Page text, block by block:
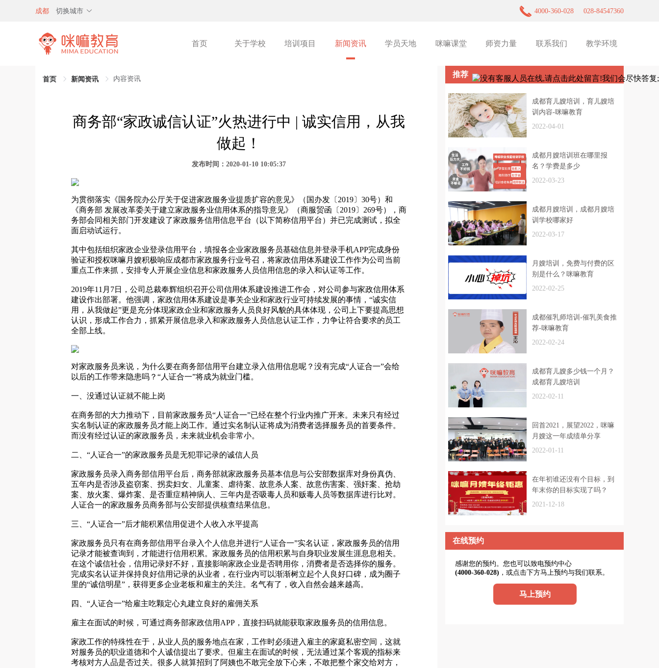
成都 切换城市 4000-360-028 028-84547360
首页 关于学校 培训项目 新闻资讯 学员天地 咪嘛课堂 师资力量 联系我们 教学环境
首页 新闻资讯 内容资讯
商务部“家政诚信认证”火热进行中 | 诚实信用，从我
做起！
发布时间：2020-01-10 10:05:37
为贯彻落实《国务院办公厅关于促进家政服务业提质扩容的意见》（国办发〔2019〕30号）和
《商务部 发展改革委关于建立家政服务业信用体系的指导意见》（商服贸函〔2019〕269号），商
务部会同相关部门开发建设了家政服务信用信息平台（以下简称信用平台）并已完成测试，拟全
面启动试运行。
其中包括组织家政企业登录信用平台，填报各企业家政服务员基础信息并登录手机APP完成身份
验证和授权咪嘛月嫂积极响应成都市家政服务行业号召，将家政信用体系建设工作作为公司当前
重点工作来抓，安排专人开展企业信息和家政服务人员信用信息的录入和认证等工作。
2019年11月7日，公司总裁奉辉组织召开公司信用体系建设推进工作会，对公司参与家政信用体系
建设作出部署。他强调，家政信用体系建设是事关企业和家政行业可持续发展的事情，“诚实信
用，从我做起”更是充分体现家政企业和家政服务人员良好风貌的具体体现，公司上下要提高思想
认识，形成工作合力，抓紧开展信息录入和家政服务人员信息认证工作，力争让符合要求的员工
全部上线。
对家政服务员来说，为什么要在商务部信用平台建立录入信用信息呢？没有完成“人证合一”会给
以后的工作带来隐患吗？“人证合一”将成为就业门槛。
一、没通过认证就不能上岗
在商务部的大力推动下，目前家政服务员“人证合一”已经在整个行业内推广开来。未来只有经过
实名制认证的家政服务员才能上岗工作。通过实名制认证将成为消费者选择服务员的首要条件。
而没有经过认证的家政服务员，未来就业机会非常小。
二、“人证合一”的家政服务员是无犯罪记录的诚信人员
家政服务员录入商务部信用平台后，商务部就家政服务员基本信息与公安部数据库对身份真伪、
五年内是否涉及盗窃案、拐卖妇女、儿童案、虐待案、故意杀人案、故意伤害案、强奸案、抢劫
案、放火案、爆炸案、是否重症精神病人、三年内是否吸毒人员和贩毒人员等数据库进行比对。
人证合一的家政服务员商务部与公安部提供核查结果信息。
三、“人证合一”后才能积累信用促进个人收入水平提高
家政服务员只有在商务部信用平台录入个人信息并进行“人证合一”实名认证，家政服务员的信用
记录才能被查询到，才能进行信用积累。家政服务员的信用积累与自身职业发展生涯息息相关。
在这个诚信社会，信用记录好不好，直接影响家政企业是否聘用你，消费者是否选择你的服务。
完成实名认证并保持良好信用记录的从业者，在行业内可以渐渐树立起个人良好口碑，成为圈子
里的“诚信明星”，获得更多企业老板和雇主的关注。名气有了，收入自然会越来越高。
四、“人证合一”给雇主吃颗定心丸建立良好的雇佣关系
雇主在面试的时候，可通过商务部家政信用APP，直接扫码就能获取家政服务员的信用信息。
家政工作的特殊性在于，从业人员的服务地点在家，工作时必须进入雇主的家庭私密空间，这就
对服务员的职业道德和个人诚信提出了要求。但雇主在面试的时候，无法通过某个客观的指标来
考核对方人品是否过关。很多人就算招到了阿姨也不敢完全放下心来，不敢把整个家交给对方，
推荐
成都育儿嫂培训，育儿嫂培
训内容-咪嘛教育
2022-04-01
成都月嫂培训班在哪里报
名？学费是多少
2022-03-23
成都月嫂培训，成都月嫂培
训学校哪家好
2022-03-17
月嫂培训，免费与付费的区
别是什么？咪嘛教育
2022-02-25
成都催乳师培训-催乳美食推
荐-咪嘛教育
2022-02-24
成都育儿嫂多少钱一个月？
成都育儿嫂培训
2022-02-11
回首2021，展望2022，咪嘛
月嫂这一年成绩单分享
2022-01-11
在年初谁还没有个目标，到
年末你的目标实现了吗？
2021-12-18
在线预约
感谢您的预约。您也可以致电预约中心
(4000-360-028) ，或点击下方马上预约与我们联系。
马上预约